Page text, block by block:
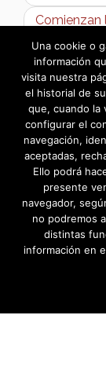
Comienzan
Una cookie o
información
visita nuestra
el historial de
que, cuando la
configurar el
navegación,
aceptadas,
Ello podrá
presente
navegador,
no podremos
distintas
información en